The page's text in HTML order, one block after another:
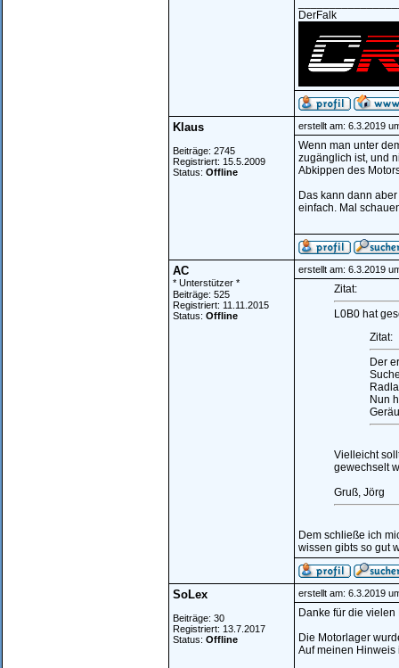
DerFalk
Klaus
Beiträge: 2745
Registriert: 15.5.2009
Status: Offline
erstellt am: 6.3.2019
Wenn man unter
zugänglich ist, und
Abkippen des
Das kann dann
einfach. Mal
AC
* Unterstützer *
Beiträge: 525
Registriert: 11.11.2015
Status: Offline
erstellt am: 6.3.2019
Zitat:
L0B0 hat
Zitat:
Der
Nun
Vielleicht
gewechselt
Gruß, Jörg
Dem schließe ich
wissen gibts so gut
SoLex
Beiträge: 30
Registriert: 13.7.2017
Status: Offline
erstellt am: 6.3.2019
Danke für die vielen
Die Motorlager
Auf meinen Hinweis